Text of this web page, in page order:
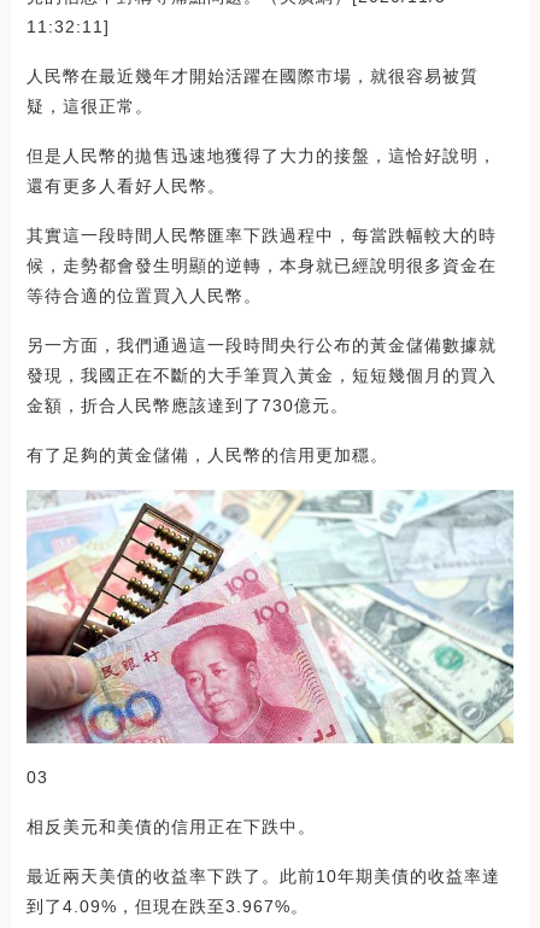
11:32:11]
人民幣在最近幾年才開始活躍在國際市場，就很容易被質
疑，這很正常。
但是人民幣的拋售迅速地獲得了大力的接盤，這恰好說明，
還有更多人看好人民幣。
其實這一段時間人民幣匯率下跌過程中，每當跌幅較大的時
候，走勢都會發生明顯的逆轉，本身就已經說明很多資金在
等待合適的位置買入人民幣。
另一方面，我們通過這一段時間央行公布的黃金儲備數據就
發現，我國正在不斷的大手筆買入黃金，短短幾個月的買入
金額，折合人民幣應該達到了730億元。
有了足夠的黃金儲備，人民幣的信用更加穩。
03
相反美元和美債的信用正在下跌中。
最近兩天美債的收益率下跌了。此前10年期美債的收益率達
到了4.09%，但現在跌至3.967%。